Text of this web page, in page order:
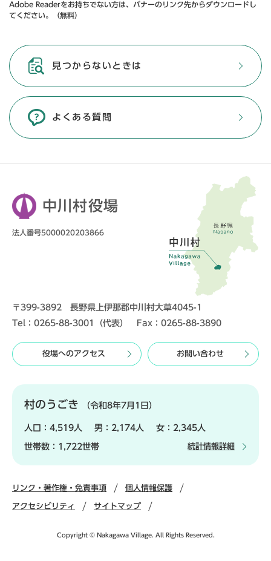
Adobe Readerをお持ちでない方は、バナーのリンク先からダウンロードし
てください。（無料）
見つからないときは
よくある質問
中川村役場
法人番号5000020203866
〒399-3892 長野県上伊那郡中川村大草4045-1
Tel：0265-88-3001（代表） Fax：0265-88-3890
役場へのアクセス お問い合わせ
村のうごき （令和8年7月1日）
人口： 4,519人 男： 2,174人 女： 2,345人
世帯数： 1,722世帯 統計情報詳細
リンク・著作権・免責事項 個人情報保護
アクセシビリティ サイトマップ
Copyright © Nakagawa Village. All Rights Reserved.